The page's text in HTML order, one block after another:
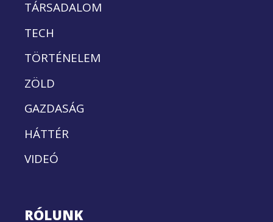
TÁRSADALOM
TECH
TÖRTÉNELEM
ZÖLD
GAZDASÁG
HÁTTÉR
VIDEÓ
RÓLUNK